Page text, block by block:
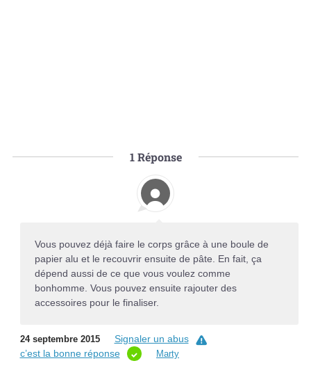
1Réponse
Vous pouvez déjà faire le corps grâce à une boule de
papier alu et le recouvrir ensuite de pâte. En fait, ça
dépend aussi de ce que vous voulez comme
bonhomme. Vous pouvez ensuite rajouter des
accessoires pour le finaliser.
24 septembre 2015
Signaler un abus
c’est la bonne réponse
Marty